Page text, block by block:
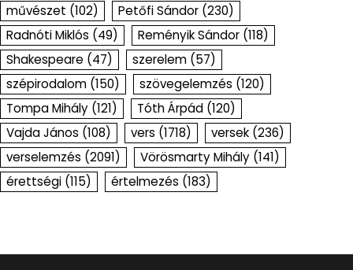
művészet (102) Petőfi Sándor (230)
Radnóti Miklós (49) Reményik Sándor (118)
Shakespeare (47) szerelem (57)
szépirodalom (150) szövegelemzés (120)
Tompa Mihály (121) Tóth Árpád (120)
Vajda János (108) vers (1718) versek (236)
verselemzés (2091) Vörösmarty Mihály (141)
érettségi (115) értelmezés (183)